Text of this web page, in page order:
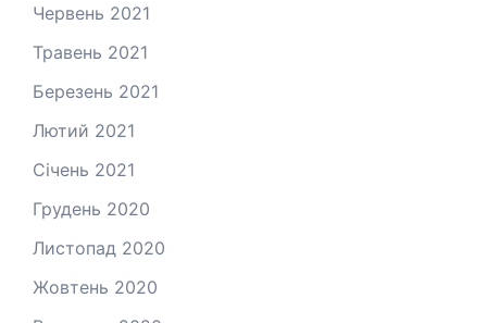
Червень 2021
Травень 2021
Березень 2021
Лютий 2021
Січень 2021
Грудень 2020
Листопад 2020
Жовтень 2020